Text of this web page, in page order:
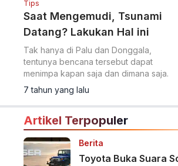
Tips
Saat Mengemudi, Tsunami
Datang? Lakukan Hal ini
Tak hanya di Palu dan Donggala,
tentunya bencana tersebut dapat
menimpa kapan saja dan dimana saja.
7 tahun yang lalu
Artikel Terpopuler
Berita
Toyota Buka Suara